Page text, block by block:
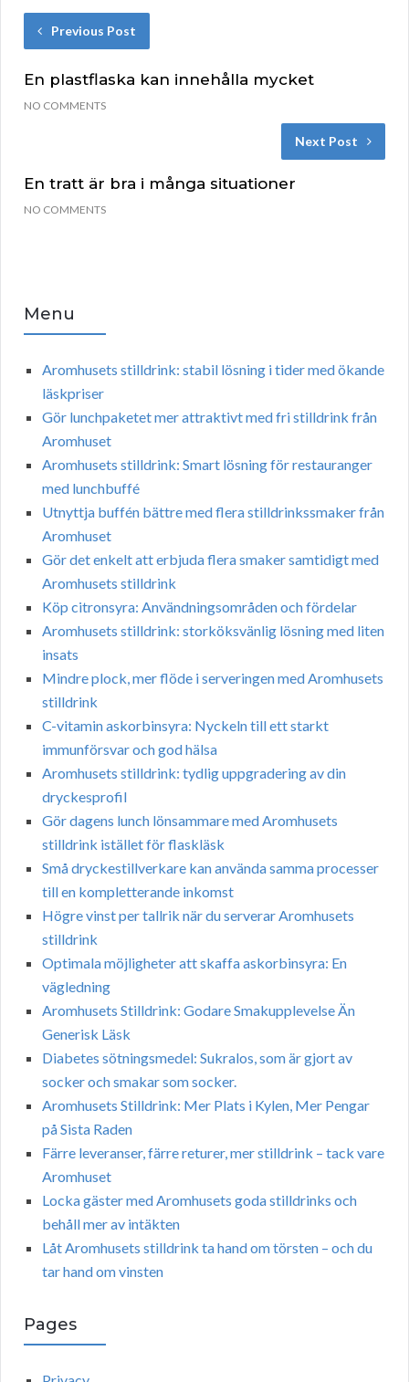
Previous Post
En plastflaska kan innehålla mycket
NO COMMENTS
Next Post
En tratt är bra i många situationer
NO COMMENTS
Menu
Aromhusets stilldrink: stabil lösning i tider med ökande
läskpriser
Gör lunchpaketet mer attraktivt med fri stilldrink från
Aromhuset
Aromhusets stilldrink: Smart lösning för restauranger
med lunchbuffé
Utnyttja buffén bättre med flera stilldrinkssmaker från
Aromhuset
Gör det enkelt att erbjuda flera smaker samtidigt med
Aromhusets stilldrink
Köp citronsyra: Användningsområden och fördelar
Aromhusets stilldrink: storköksvänlig lösning med liten
insats
Mindre plock, mer flöde i serveringen med Aromhusets
stilldrink
C-vitamin askorbinsyra: Nyckeln till ett starkt
immunförsvar och god hälsa
Aromhusets stilldrink: tydlig uppgradering av din
dryckesprofil
Gör dagens lunch lönsammare med Aromhusets
stilldrink istället för flaskläsk
Små dryckestillverkare kan använda samma processer
till en kompletterande inkomst
Högre vinst per tallrik när du serverar Aromhusets
stilldrink
Optimala möjligheter att skaffa askorbinsyra: En
vägledning
Aromhusets Stilldrink: Godare Smakupplevelse Än
Generisk Läsk
Diabetes sötningsmedel: Sukralos, som är gjort av
socker och smakar som socker.
Aromhusets Stilldrink: Mer Plats i Kylen, Mer Pengar
på Sista Raden
Färre leveranser, färre returer, mer stilldrink – tack vare
Aromhuset
Locka gäster med Aromhusets goda stilldrinks och
behåll mer av intäkten
Låt Aromhusets stilldrink ta hand om törsten – och du
tar hand om vinsten
Pages